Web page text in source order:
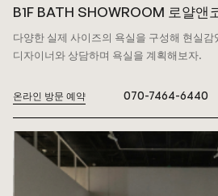
B1F BATH SHOWROOM 로얄앤
다양한 실제 사이즈의 욕실을 구성해 현실
디자이너와 상담하며 욕실을 계획해보자.
온라인 방문 예약 070-7464-6440